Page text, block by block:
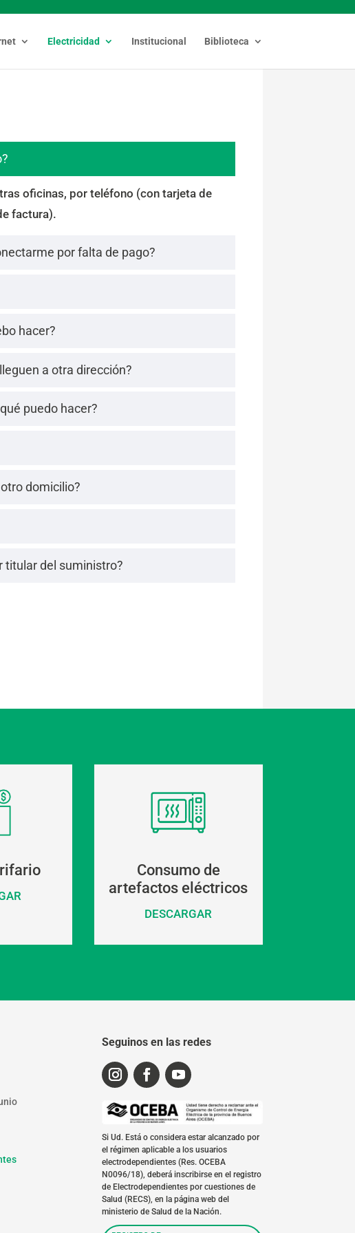
Electricidad Institucional Biblioteca
oficinas, por teléfono (con tarjeta de
factura).
por falta de pago?
hacer?
a otra dirección?
puedo hacer?
domicilio?
titular del suministro?
Consumo de
artefactos eléctricos
DESCARGAR
Seguinos en las redes
Si Ud. Está o considera estar alcanzado por
el régimen aplicable a los usuarios
electrodependientes (Res. OCEBA
N0096/18), deberá inscribirse en el registro
de Electrodependientes por cuestiones de
Salud (RECS), en la página web del
ministerio de Salud de la Nación.